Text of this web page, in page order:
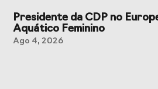
Presidente da CDP no
Aquático Feminino
Ago 4, 2026